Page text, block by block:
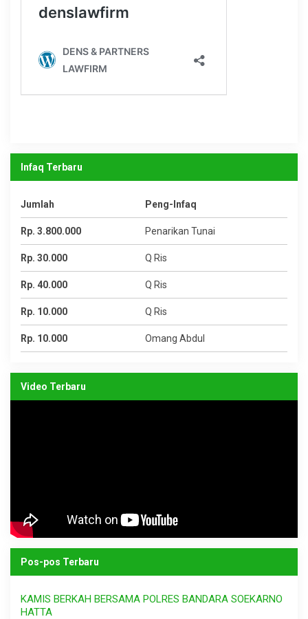
Infaq Terbaru
Jumlah Peng-Infaq
Rp. 3.800.000 Penarikan Tunai
Rp. 30.000 Q Ris
Rp. 40.000 Q Ris
Rp. 10.000 Q Ris
Rp. 10.000 Omang Abdul
Video Terbaru
Pos-pos Terbaru
KAMIS BERKAH BERSAMA POLRES BANDARA SOEKARNO
HATTA